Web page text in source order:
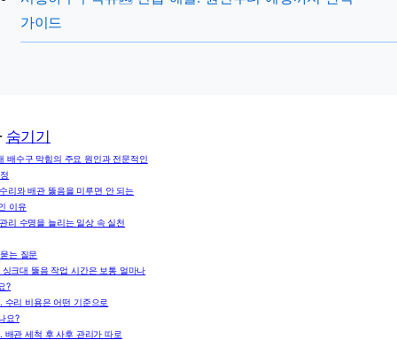
가이드
숨기기
배수구 막힘의 주요 원인과 전문적인
리와 배관 뚫음을 미루면 안 되는
이유
리 수명을 늘리는 일상 속 실천
는 질문
싱크대 뚫음 작업 시간은 보통 얼마나
?
수리 비용은 어떤 기준으로
요?
배관 세척 후 사후 관리가 따로